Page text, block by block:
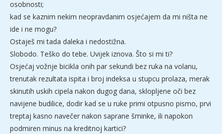
osobnosti;
kad se kaznim nekim neopravdanim osjećajem da mi ništa ne
ide i ne mogu?
Ostaješ mi tada daleka i nedostižna.
Slobodo. Teško do tebe. Uvijek iznova. Što si mi ti?
Osjećaj vožnje bicikla onih par sekundi bez ruka na volanu,
trenutak rezultata ispita i broj indeksa u stupcu prolaza, merak
skinutih uskih cipela nakon dugog dana, sklopljene oči bez
navijene budilice, dodir kad se u ruke primi otpusno pismo, prvi
treptaj kasno navečer nakon saprane šminke, ili napokon
podmiren minus na kreditnoj kartici?